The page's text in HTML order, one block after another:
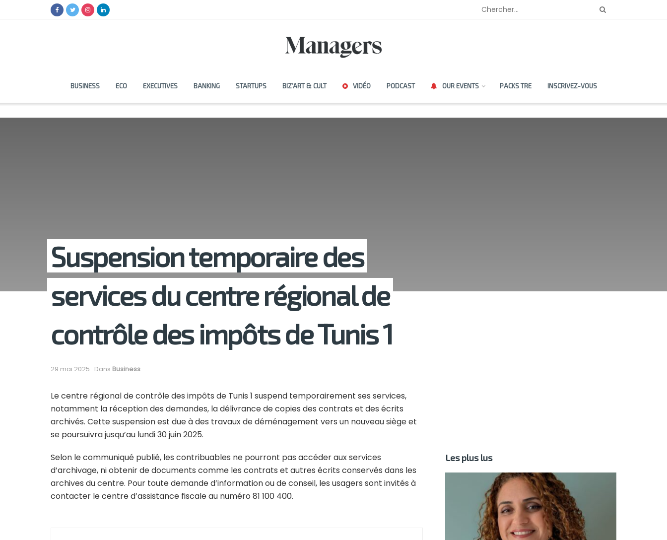
BUSINESS ECO EXECUTIVES BANKING STARTUPS BIZ’ART & CULT VIDÉO PODCAST OUR EVENTS PACKS TRE INSCRIVEZ-VOUS
Suspension temporaire des
services du centre régional de
contrôle des impôts de Tunis 1
29 mai 2025 Dans Business
Le centre régional de contrôle des impôts de Tunis 1 suspend temporairement ses services,
notamment la réception des demandes, la délivrance de copies des contrats et des écrits
archivés. Cette suspension est due à des travaux de déménagement vers un nouveau siège et
se poursuivra jusqu’au lundi 30 juin 2025.
Selon le communiqué publié, les contribuables ne pourront pas accéder aux services
d’archivage, ni obtenir de documents comme les contrats et autres écrits conservés dans les
archives du centre. Pour toute demande d’information ou de conseil, les usagers sont invités à
contacter le centre d’assistance fiscale au numéro 81 100 400.
Les plus lus